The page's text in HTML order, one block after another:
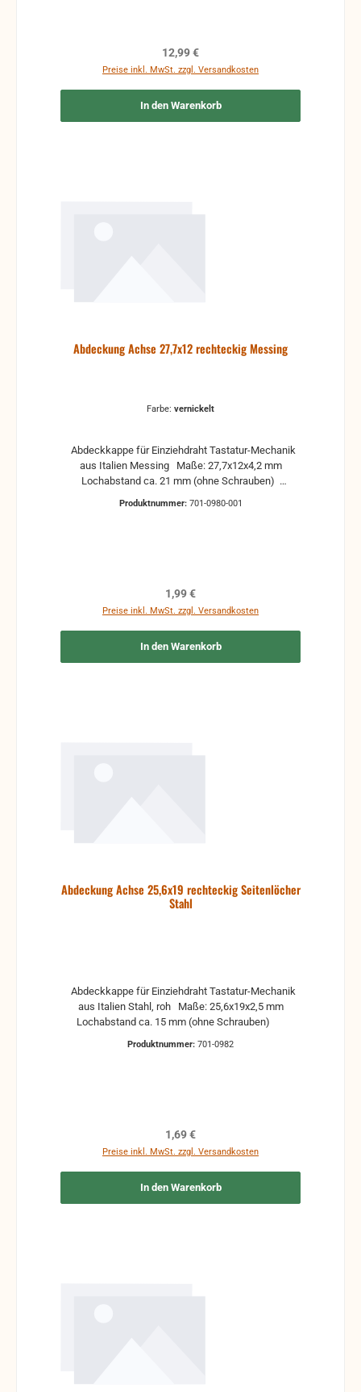
Regulärer Preis:
12,99 €
Preise inkl. MwSt. zzgl. Versandkosten
In den Warenkorb
Abdeckung Achse 27,7x12 rechteckig Messing
Farbe: vernickelt
aus Italien Messing Maße: 27,7x12x4,2 mm
Lochabstand ca. 21 mm (ohne Schrauben)
Produktnummer: 701-0980-001
Regulärer Preis:
1,99 €
Preise inkl. MwSt. zzgl. Versandkosten
In den Warenkorb
Abdeckung Achse 25,6x19 rechteckig Seitenlöcher
Stahl
aus Italien Stahl, roh Maße: 25,6x19x2,5 mm
Produktnummer: 701-0982
Regulärer Preis:
1,69 €
Preise inkl. MwSt. zzgl. Versandkosten
In den Warenkorb